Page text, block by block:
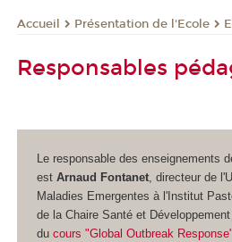
Accueil Présentation de l'Ecole
Responsables
Le responsable des enseignements
estArnaud Fontanet, directeur de
Maladies Emergentes à l'Institut
de la Chaire Santé et
ducours "Global Outbreak